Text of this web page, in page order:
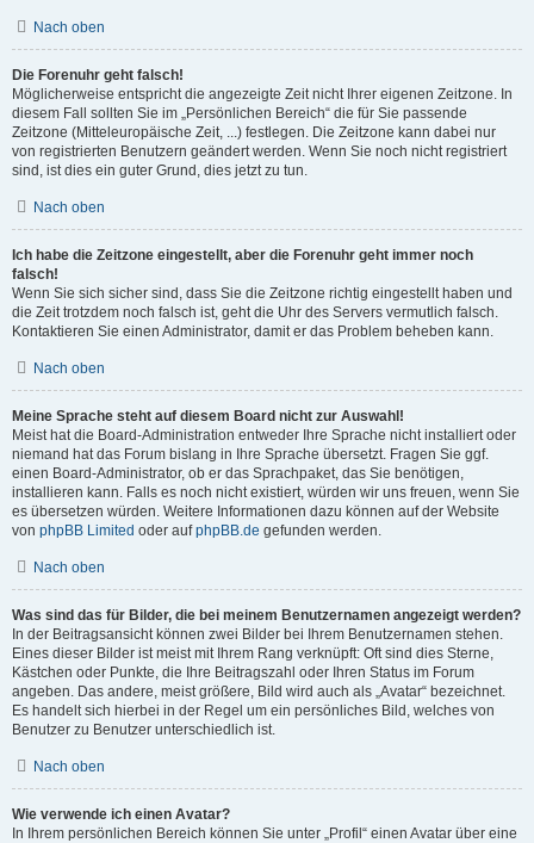
Nach oben
Die Forenuhr geht falsch!
Möglicherweise entspricht die angezeigte Zeit nicht Ihrer eigenen Zeitzone. In
diesem Fall sollten Sie im „Persönlichen Bereich“ die für Sie passende
Zeitzone (Mitteleuropäische Zeit, ...) festlegen. Die Zeitzone kann dabei nur
von registrierten Benutzern geändert werden. Wenn Sie noch nicht registriert
sind, ist dies ein guter Grund, dies jetzt zu tun.
Nach oben
Ich habe die Zeitzone eingestellt, aber die Forenuhr geht immer noch
falsch!
Wenn Sie sich sicher sind, dass Sie die Zeitzone richtig eingestellt haben und
die Zeit trotzdem noch falsch ist, geht die Uhr des Servers vermutlich falsch.
Kontaktieren Sie einen Administrator, damit er das Problem beheben kann.
Nach oben
Meine Sprache steht auf diesem Board nicht zur Auswahl!
Meist hat die Board-Administration entweder Ihre Sprache nicht installiert oder
niemand hat das Forum bislang in Ihre Sprache übersetzt. Fragen Sie ggf.
einen Board-Administrator, ob er das Sprachpaket, das Sie benötigen,
installieren kann. Falls es noch nicht existiert, würden wir uns freuen, wenn Sie
es übersetzen würden. Weitere Informationen dazu können auf der Website
von phpBB Limited oder aufphpBB.de gefunden werden.
Nach oben
Was sind das für Bilder, die bei meinem Benutzernamen angezeigt werden?
In der Beitragsansicht können zwei Bilder bei Ihrem Benutzernamen stehen.
Eines dieser Bilder ist meist mit Ihrem Rang verknüpft: Oft sind dies Sterne,
Kästchen oder Punkte, die Ihre Beitragszahl oder Ihren Status im Forum
angeben. Das andere, meist größere, Bild wird auch als „Avatar“ bezeichnet.
Es handelt sich hierbei in der Regel um ein persönliches Bild, welches von
Benutzer zu Benutzer unterschiedlich ist.
Nach oben
Wie verwende ich einen Avatar?
In Ihrem persönlichen Bereich können Sie unter „Profil“ einen Avatar über eine